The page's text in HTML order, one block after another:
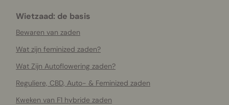
Wietzaad: de basis
Bewaren van zaden
Wat zijn feminized zaden?
Wat Zijn Autoflowering zaden?
Reguliere, CBD, Auto- & Feminized zaden
Kweken van F1 hybride zaden